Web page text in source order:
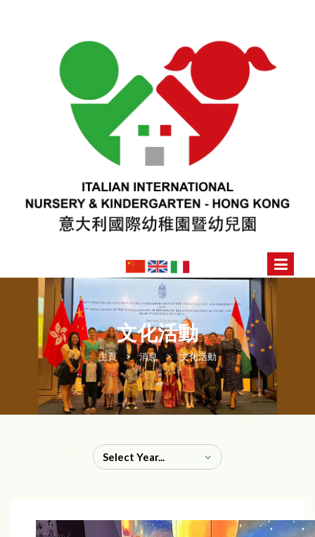
文化活動
主頁 > 消息 > 文化活動